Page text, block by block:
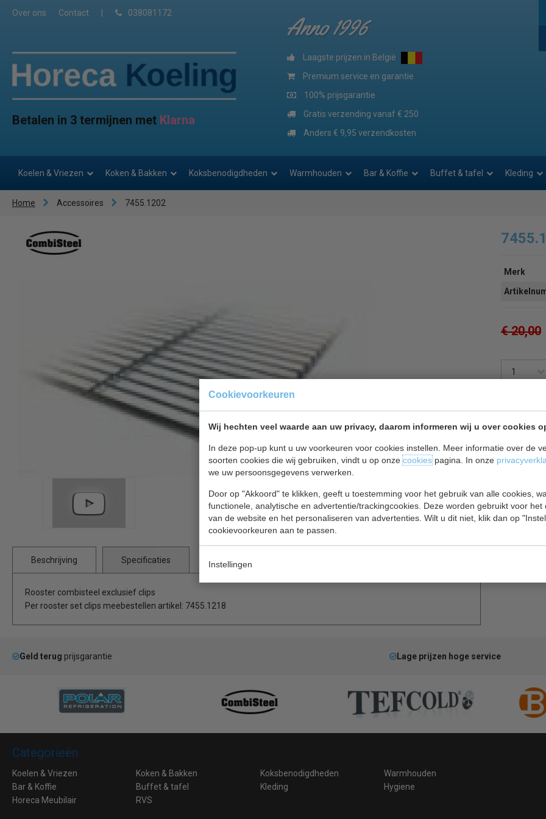
Cookievoorkeuren
Wij hechten veel waarde aan uw privacy, daarom informeren wij u over cookies
In deze pop-up kunt u uw voorkeuren voor cookies instellen. Meer informatie over de
soorten cookies die wij gebruiken, vindt u op onzecookiespagina. In onze
we uw persoonsgegevens verwerken.
Door op "Akkoord" te klikken, geeft u toestemming voor het gebruik van alle cookies,
functionele, analytische en advertentie/trackingcookies. Deze worden gebruikt voor het
van de website en het personaliseren van advertenties. Wilt u dit niet, klik dan op
cookievoorkeuren aan te passen.
Instellingen
Over ons Contact 038081172
Betalen in 3 termijnen met Klarna
Anno 1996
Laagste prijzen in België
Premium service en garantie
100% prijsgarantie
Gratis verzending vanaf € 250
Anders € 9,95 verzendkosten
Koelen & Vriezen Koken & Bakken Koksbenodigdheden Warmhouden Bar & Koffie Buffet & tafel Kleding
Home Accessoires 7455.1202
Merk
€ 20,00
Terug
Beschrijving Specificaties
Rooster combisteel exclusief clips
Per rooster set clips meebestellen artikel: 7455.1218
Geld terug prijsgarantie Lage prijzen hoge service
Categorieën
Koelen & Vriezen Koken & Bakken Koksbenodigdheden
Warmhouden
Bar & Koffie
Buffet & tafel Kleding
Hygiene
Horeca Meubilair
RVS